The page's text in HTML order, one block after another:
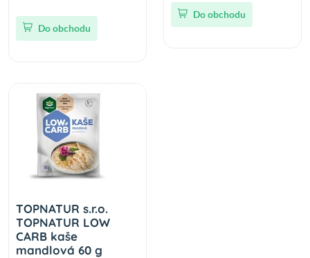
Do obchodu
Do obchodu
TOPNATUR s.r.o.
TOPNATUR LOW
CARB kaše
mandlová 60 g